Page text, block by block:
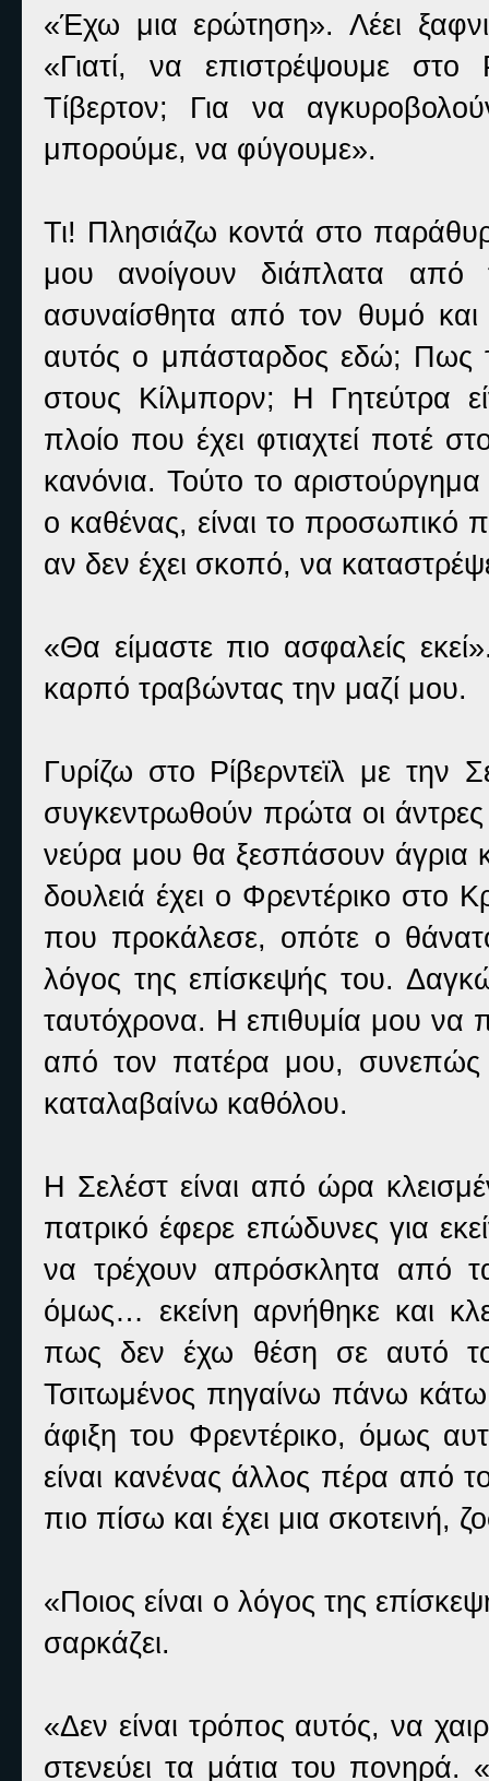
«Έχω μια ερώτηση». Λέει
«Γιατί, να επιστρέψουμε
Τίβερτον; Για να
μπορούμε, να φύγουμε».
Τι! Πλησιάζω κοντά στο
μου ανοίγουν διάπλατα από
ασυναίσθητα από τον θυμό και
αυτός ο μπάσταρδος εδώ; Πως
στους Κίλμπορν; Η Γητεύτρα
πλοίο που έχει φτιαχτεί ποτέ
κανόνια. Τούτο το
ο καθένας, είναι το προσωπικό
αν δεν έχει σκοπό, να
«Θα είμαστε πιο ασφαλείς
καρπό τραβώντας την μαζί μου.
Γυρίζω στο Ρίβερντεϊλ με την
συγκεντρωθούν πρώτα οι
νεύρα μου θα ξεσπάσουν άγρια
δουλειά έχει ο Φρεντέρικο στο
που προκάλεσε, οπότε ο
λόγος της επίσκεψής του.
ταυτόχρονα. Η επιθυμία μου να
από τον πατέρα μου, συνεπώς
καταλαβαίνω καθόλου.
Η Σελέστ είναι από ώρα
πατρικό έφερε επώδυνες για
να τρέχουν απρόσκλητα από
όμως… εκείνη αρνήθηκε και
πως δεν έχω θέση σε αυτό
Τσιτωμένος πηγαίνω πάνω
άφιξη του Φρεντέρικο, όμως
είναι κανένας άλλος πέρα από
πιο πίσω και έχει μια σκοτεινή,
«Ποιος είναι ο λόγος της
σαρκάζει.
«Δεν είναι τρόπος αυτός, να
στενεύει τα μάτια του πονηρά.